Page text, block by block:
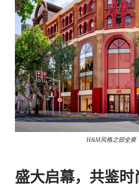
H&M风格之邸全景
盛大启幕，共鉴时